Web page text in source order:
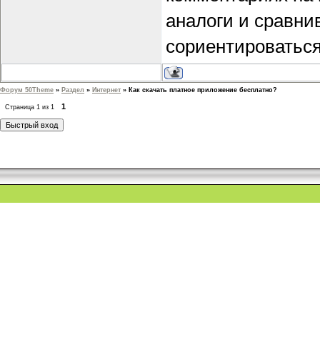
аналоги и
Форум 50Theme » Раздел » Интернет » Как скачать платное приложение бесплатно?
Страница 1 из 1 1